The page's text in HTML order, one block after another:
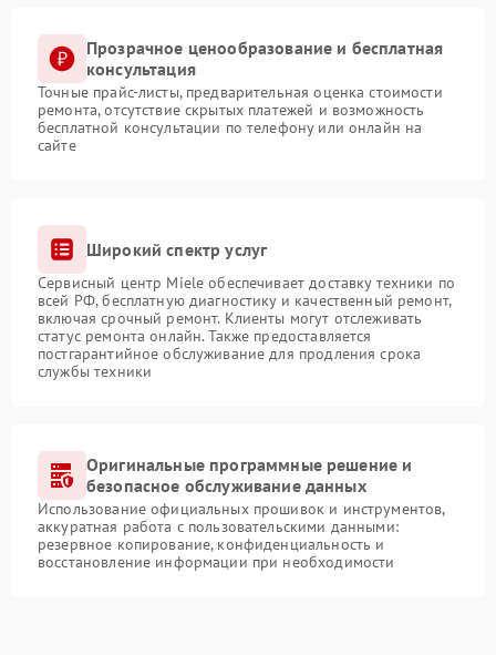
Прозрачное ценообразование и бесплатная
консультация
Точные прайс-листы, предварительная оценка стоимости
ремонта, отсутствие скрытых платежей и возможность
бесплатной консультации по телефону или онлайн на
сайте
Широкий спектр услуг
Сервисный центр Miele обеспечивает доставку техники по
всей РФ, бесплатную диагностику и качественный ремонт,
включая срочный ремонт. Клиенты могут отслеживать
статус ремонта онлайн. Также предоставляется
постгарантийное обслуживание для продления срока
службы техники
Оригинальные программные решение и
безопасное обслуживание данных
Использование официальных прошивок и инструментов,
аккуратная работа с пользовательскими данными:
резервное копирование, конфиденциальность и
восстановление информации при необходимости